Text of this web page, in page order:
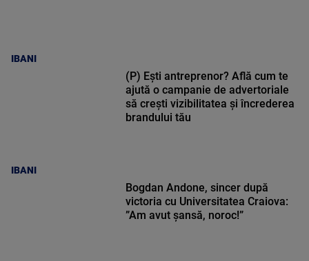
IBANI
IBANI
(P) Ești antreprenor? Află cum te
ajută o campanie de advertoriale
să crești vizibilitatea și încrederea
brandului tău
Bogdan Andone, sincer după
victoria cu Universitatea Craiova:
”Am avut șansă, noroc!”